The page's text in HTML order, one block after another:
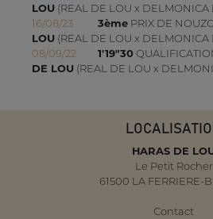
LOU (REAL DE LOU x DELMONICA
16/08/23
3èmePRIX DE
LOU (REAL DE LOU x DELMONICA
08/09/22
1'19"30
DE LOU (REAL DE LOU x
HARAS DE
Le Petit Rocher
61500 LA FERRIERE-
Contact